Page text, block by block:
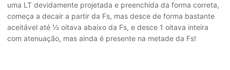
uma LT devidamente projetada e preenchida da forma correta,
começa a decair a partir da Fs, mas desce de forma bastante
aceitável até ½ oitava abaixo da Fs, e desce 1 oitava inteira
com atenuação, mas ainda é presente na metade da Fs!